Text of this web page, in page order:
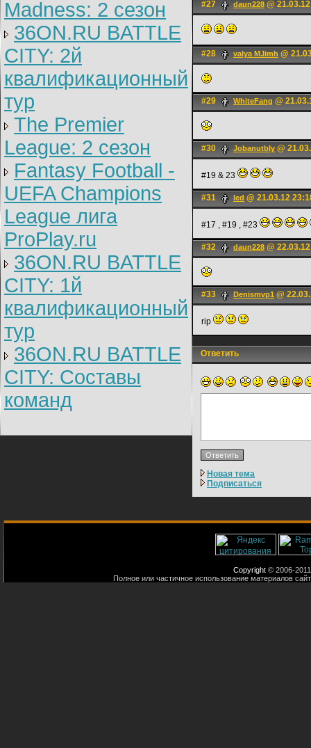
Madness: 2 сезон
36ON.RU BATTLE
CITY: 2й
квалификационный
тур
The Premier
League: 2 cезон
Fantasy Football -
UEFA Champions
League лига
ProPlay.ru
36ON.RU BATTLE
CITY: 1й
квалификационный
тур
36ON.RU BATTLE
CITY: Составы
команд
#27 daun228 @
#28 valya MJimh @
#29 WhiteFаng @
#30 JobanutbIy @
#19 & 23
#31 led @ 21.03.12
#17 , #19 , #23
#32 daun228 @
#33 Denismvp1 @
rip
Ответить
Новая тема
Подписаться
Copyright © 2006-
Полное или частичное использование материалов